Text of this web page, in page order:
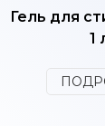
Гель для
1